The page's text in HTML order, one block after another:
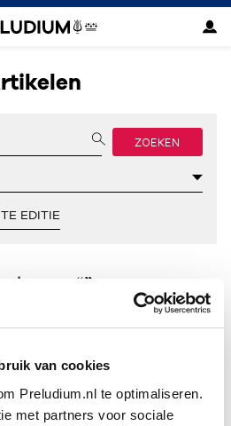
van cookies
Preludium.nl te optimaliseren.
met partners voor sociale
ZOEKEN
EDITIE
voor “”.